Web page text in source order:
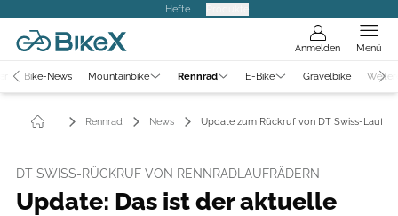
Hefte
Anmelden Menü
Bike-News Mountainbike Rennrad E-Bike Gravelbike
Rennrad News Update zum Rückruf von DT Swiss-
DT SWISS-RÜCKRUF VON RENNRADLAUFRÄDERN
Update: Das ist der aktuelle